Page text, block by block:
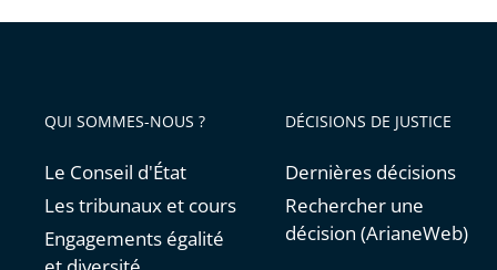
QUI SOMMES-NOUS ?
Le Conseil d'État
Les tribunaux et cours
Engagements égalité
DÉCISIONS DE JUSTICE
Dernières décisions
Rechercher une
décision (ArianeWeb)